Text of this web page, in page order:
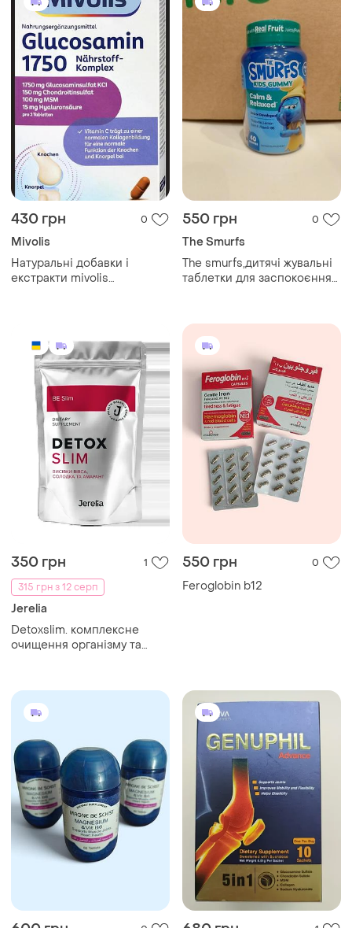
430 грн 0
Mivolis
Натуральні добавки і
екстракти mivolis
хрящів, зв' язок, 40 таблеток
🇩🇪
550 грн 0
The Smurfs
The smurfs,дитячі жувальні
таблетки для заспокоєння
шт
350 грн
1
315 грн з 12 серп
Jerelia
Detoxslim. комплексне
очищення організму та
550 грн 0
Feroglobin b12